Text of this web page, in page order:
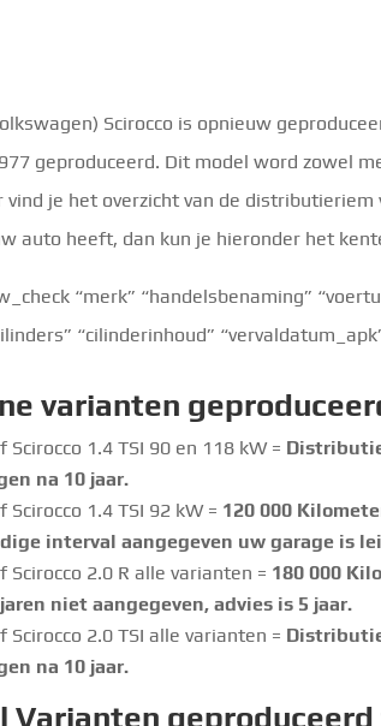
Scirocco is opnieuw
geproduceerd. Dit model word zowel
vind je het overzicht van de
auto heeft, dan kun je hieronder het
“merk” “handelsbenaming”
“cilinderinhoud”
varianten
Scirocco 1.4 TSI 90 en 118 kW =
na 10 jaar.
Scirocco 1.4 TSI 92 kW = 120 000
interval aangegeven uw garage is
Scirocco 2.0 R alle varianten = 180 000
niet aangegeven, advies is 5 jaar.
Scirocco 2.0 TSI alle varianten =
na 10 jaar.
Varianten